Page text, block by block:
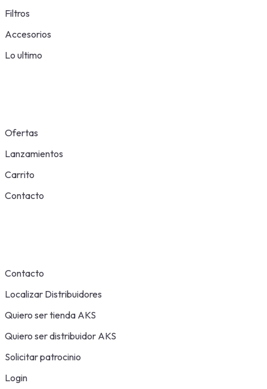
Filtros
Accesorios
Lo ultimo
Ofertas
Lanzamientos
Carrito
Contacto
Contacto
Localizar Distribuidores
Quiero ser tienda AKS
Quiero ser distribuidor AKS
Solicitar patrocinio
Login